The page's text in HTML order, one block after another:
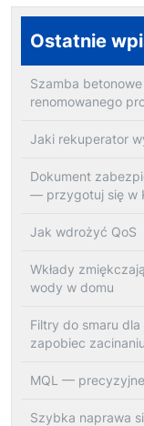
Ostatnie
Szamba
renomowanego
Jaki rekuperator
Dokument
— przygotuj się w
Jak wdrożyć QoS
Wkłady
wody w domu
Filtry do smaru
zapobiec
MQL — precyzyjne
Szybka naprawa